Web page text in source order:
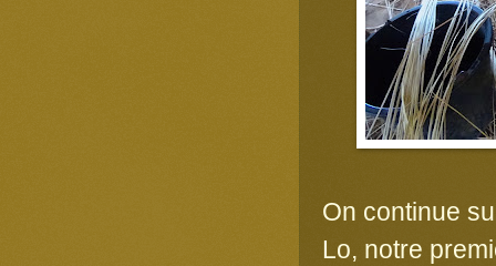
On continue
Lo, notre